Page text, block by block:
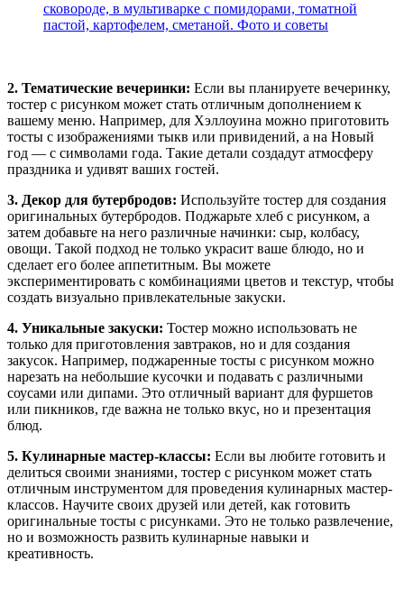
сковороде, в мультиварке с помидорами, томатной
пастой, картофелем, сметаной. Фото и советы
2. Тематические вечеринки: Если вы планируете вечеринку,
тостер с рисунком может стать отличным дополнением к
вашему меню. Например, для Хэллоуина можно приготовить
тосты с изображениями тыкв или привидений, а на Новый
год — с символами года. Такие детали создадут атмосферу
праздника и удивят ваших гостей.
3. Декор для бутербродов: Используйте тостер для создания
оригинальных бутербродов. Поджарьте хлеб с рисунком, а
затем добавьте на него различные начинки: сыр, колбасу,
овощи. Такой подход не только украсит ваше блюдо, но и
сделает его более аппетитным. Вы можете
экспериментировать с комбинациями цветов и текстур, чтобы
создать визуально привлекательные закуски.
4. Уникальные закуски: Тостер можно использовать не
только для приготовления завтраков, но и для создания
закусок. Например, поджаренные тосты с рисунком можно
нарезать на небольшие кусочки и подавать с различными
соусами или дипами. Это отличный вариант для фуршетов
или пикников, где важна не только вкус, но и презентация
блюд.
5. Кулинарные мастер-классы: Если вы любите готовить и
делиться своими знаниями, тостер с рисунком может стать
отличным инструментом для проведения кулинарных мастер-
классов. Научите своих друзей или детей, как готовить
оригинальные тосты с рисунками. Это не только развлечение,
но и возможность развить кулинарные навыки и
креативность.